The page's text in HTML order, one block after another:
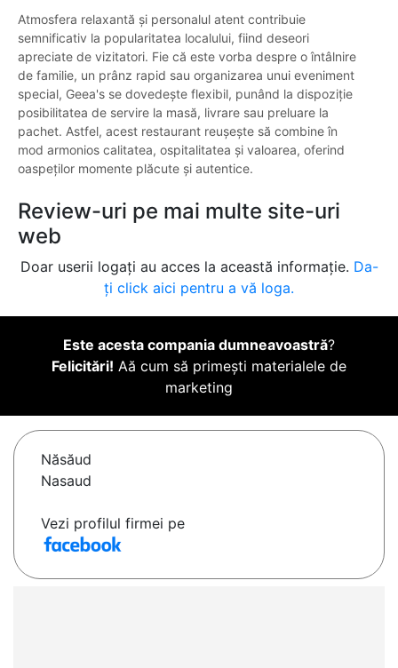
Atmosfera relaxantă și personalul atent contribuie
semnificativ la popularitatea localului, fiind deseori
apreciate de vizitatori. Fie că este vorba despre o întâlnire
de familie, un prânz rapid sau organizarea unui eveniment
special, Geea's se dovedește flexibil, punând la dispoziție
posibilitatea de servire la masă, livrare sau preluare la
pachet. Astfel, acest restaurant reușește să combine în
mod armonios calitatea, ospitalitatea și valoarea, oferind
oaspeților momente plăcute și autentice.
Review-uri pe mai multe site-uri
web
Doar userii logați au acces la această informație. Da-
ți click aici pentru a vă loga.
Este acesta compania dumneavoastră?
Felicitări! Aă cum să primești materialele de
marketing
Năsăud
Nasaud
Vezi profilul firmei pe